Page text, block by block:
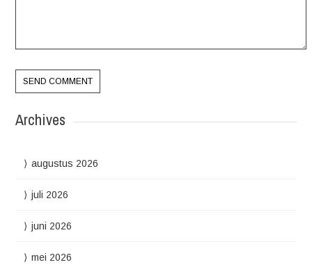
Archives
augustus 2026
juli 2026
juni 2026
mei 2026